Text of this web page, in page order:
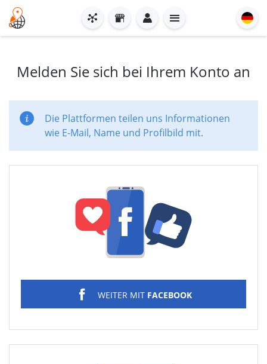
Melden Sie sich bei Ihrem Konto an
Die Plattformen teilen uns Informationen
wie E-Mail, Name und Profilbild mit.
WEITER MIT FACEBOOK